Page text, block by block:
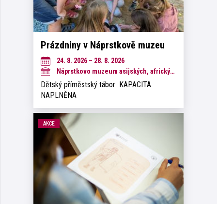
Prázdniny v Náprstkově muzeu
24. 8. 2026 – 28. 8. 2026
Náprstkovo muzeum asijských, afrických a amerických kultur
Dětský příměstský tábor KAPACITA
NAPLNĚNA
AKCE